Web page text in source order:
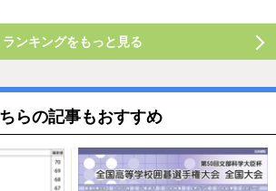
ランキングをもっと見る
らの記事もおすすめ